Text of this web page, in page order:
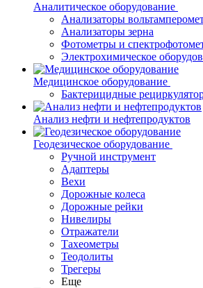
Аналитическое оборудование
Анализаторы
Анализаторы зерна
Фотометры и
Электрохимическое
Медицинское оборудование
Бактерицидные
Анализ нефти и нефтепродуктов
Геодезическое оборудование
Ручной инструмент
Адаптеры
Вехи
Дорожные колеса
Дорожные рейки
Нивелиры
Отражатели
Тахеометры
Теодолиты
Трегеры
Еще